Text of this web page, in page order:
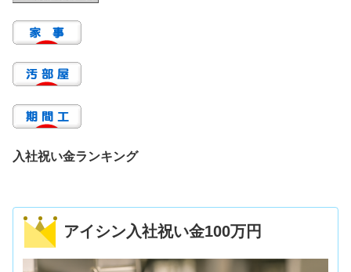
入社祝い金ランキング
アイシン入社祝い金100万円